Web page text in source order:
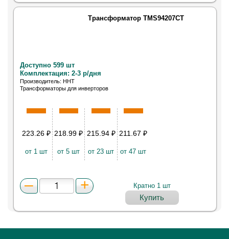
Трансформатор TMS94207CT
Доступно 599 шт
Комплектация: 2-3 р/дня
Производитель: HHT
Трансформаторы для инверторов
223.26 ₽
от 1 шт
218.99₽
от 5 шт
215.94 ₽
от 23 шт
211.67₽
от 47 шт
Кратно 1 шт
Купить